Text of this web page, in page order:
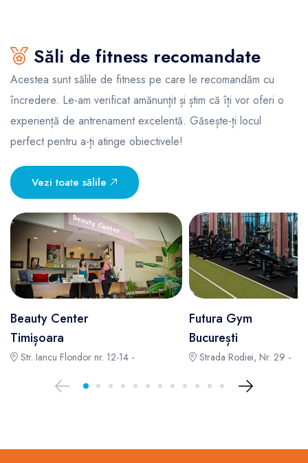
Săli de fitness recomandate
Acestea sunt sălile de fitness pe care le recomandăm cu
încredere. Le-am verificat amănunțit și știm că îți vor oferi o
experiență de antrenament excelentă. Găsește-ți locul
perfect pentru a-ți atinge obiectivele!
Vezi toate sălile
Beauty Center
Timișoara
Str. Iancu Flondor nr. 12-14 -
Futura Gym
București
Strada Rodiei, Nr. 29 -